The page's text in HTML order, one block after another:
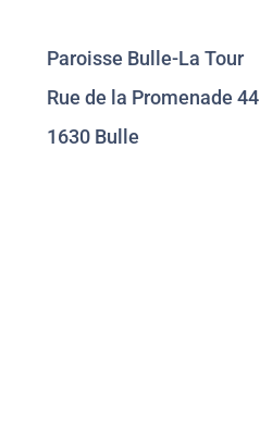
Paroisse Bulle-La Tour
Rue de la Promenade 44
1630 Bulle